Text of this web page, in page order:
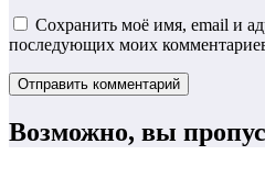
Сохранить моё имя, email и
последующих моих
Возможно, вы